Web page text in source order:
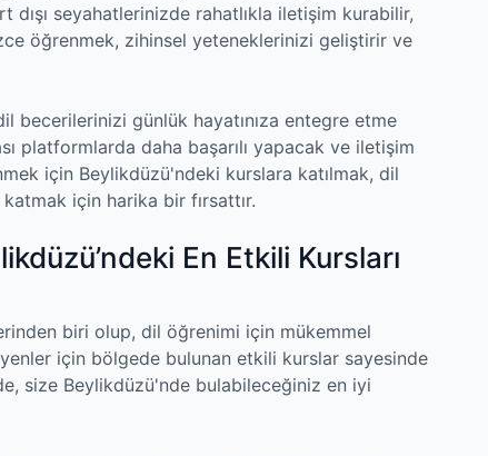
dışı seyahatlerinizde rahatlıkla iletişim kurabilir,
öğrenmek, zihinsel yeteneklerinizi geliştirir ve
becerilerinizi günlük hayatınıza entegre etme
platformlarda daha başarılı yapacak ve iletişim
için Beylikdüzü'ndeki kurslara katılmak, dil
için harika bir fırsattır.
En Etkili Kursları
biri olup, dil öğrenimi için mükemmel
için bölgede bulunan etkili kurslar sayesinde
size Beylikdüzü'nde bulabileceğiniz en iyi